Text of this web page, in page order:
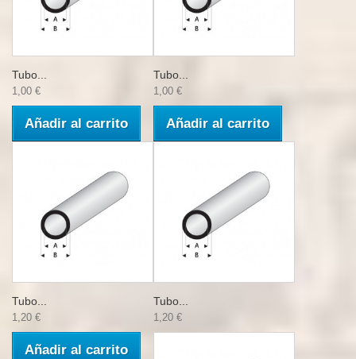
Tubo...
1,00 €
Añadir al carrito
Tubo...
1,00 €
Añadir al carrito
Tubo...
1,20 €
Añadir al carrito
Tubo...
1,20 €